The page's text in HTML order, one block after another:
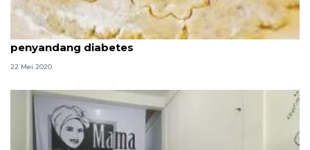
Tips membuat "cookies" Lebaran untuk
penyandang diabetes
22 Mei 2020